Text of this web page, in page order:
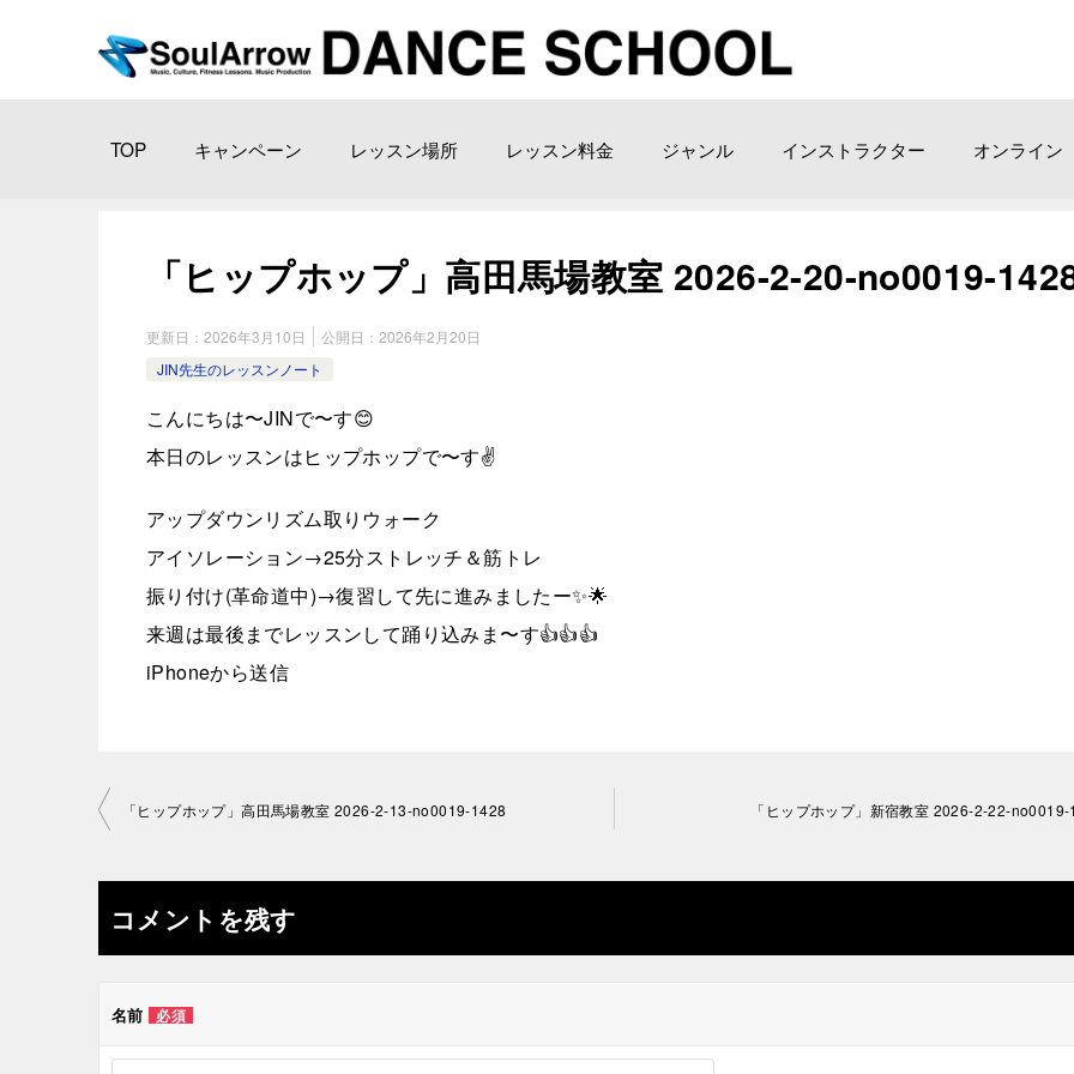
TOP キャンペーン レッスン場所 レッスン料金 ジャンル インストラクター オンライン
「ヒップホップ」高田馬場教室 2026-2-20-no0019-
更新日： 2026年3月10日 公開日： 2026年2月20日
JIN先生のレッスンノート
​こんにちは〜JINで〜す😊
本日のレッスンはヒップホップで〜す✌️
アップダウンリズム取りウォーク
アイソレーション→25分ストレッチ＆筋トレ
振り付け(革命道中)→復習して先に進みましたー✨🌟
来週は最後までレッスンして踊り込みま〜す👍👍👍
iPhoneから送信
投
ナ
ビ
ゲ
ー
「ヒップホップ」高田馬場教室 2026-2-13-no0019-1428 「ヒップホップ」新宿教室 2026-2-22-
コメントを残す
名前 必須